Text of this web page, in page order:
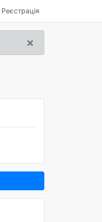
Реєстрація
×